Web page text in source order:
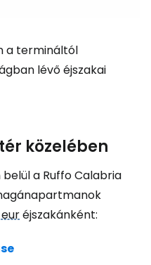
a termináltól
lévő éjszakai
közelében
a Ruffo Calabria
éjszakánként: